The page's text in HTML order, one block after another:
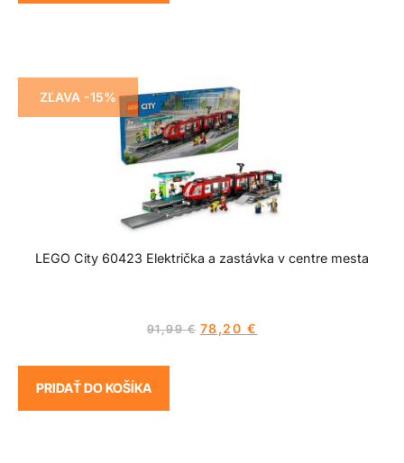
ZĽAVA -15%
LEGO City 60423 Električka a zastávka v centre mesta
91,99€ 78,20 €
PRIDAŤ DO KOŠÍKA